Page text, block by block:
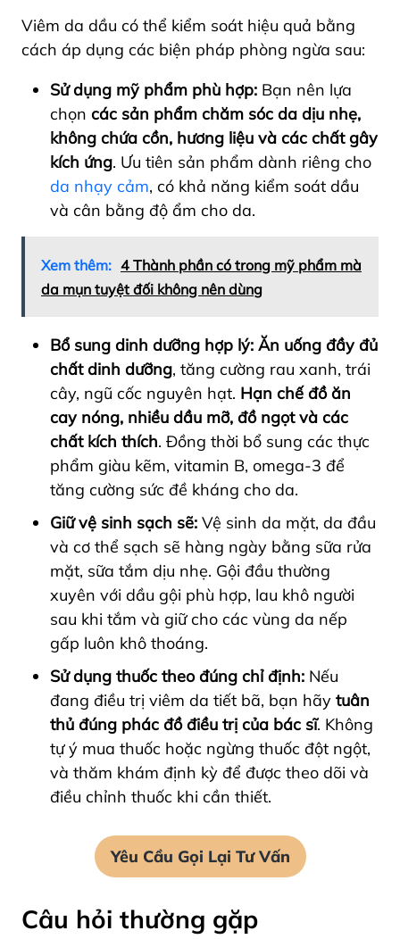
Viêm da dầu có thể kiểm soát hiệu quả bằng
cách áp dụng các biện pháp phòng ngừa sau:
Sử dụng mỹ phẩm phù hợp: Bạn nên lựa
chọn các sản phẩm chăm sóc da dịu nhẹ,
không chứa cồn, hương liệu và các chất gây
kích ứng. Ưu tiên sản phẩm dành riêng cho
da nhạy cảm, có khả năng kiểm soát dầu
và cân bằng độ ẩm cho da.
Xem thêm: 4 Thành phần có trong mỹ phẩm mà
da mụn tuyệt đối không nên dùng
Bổ sung dinh dưỡng hợp lý: Ăn uống đầy đủ
chất dinh dưỡng, tăng cường rau xanh, trái
cây, ngũ cốc nguyên hạt. Hạn chế đồ ăn
cay nóng, nhiều dầu mỡ, đồ ngọt và các
chất kích thích. Đồng thời bổ sung các thực
phẩm giàu kẽm, vitamin B, omega-3 để
tăng cường sức đề kháng cho da.
Giữ vệ sinh sạch sẽ: Vệ sinh da mặt, da đầu
và cơ thể sạch sẽ hàng ngày bằng sữa rửa
mặt, sữa tắm dịu nhẹ. Gội đầu thường
xuyên với dầu gội phù hợp, lau khô người
sau khi tắm và giữ cho các vùng da nếp
gấp luôn khô thoáng.
Sử dụng thuốc theo đúng chỉ định: Nếu
đang điều trị viêm da tiết bã, bạn hãy tuân
thủ đúng phác đồ điều trị của bác sĩ. Không
tự ý mua thuốc hoặc ngừng thuốc đột ngột,
và thăm khám định kỳ để được theo dõi và
điều chỉnh thuốc khi cần thiết.
Yêu Cầu Gọi Lại Tư Vấn
Câu hỏi thường gặp